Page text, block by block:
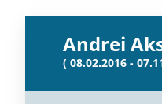
Andrei
( 08.02.2016 -